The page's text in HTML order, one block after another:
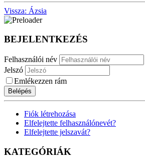
Vissza: Ázsia
BEJELENTKEZÉS
Felhasználói név
Jelszó
Emlékezzen rám
Belépés
Fiók létrehozása
Elfelejtette felhasználónevét?
Elfelejtette jelszavát?
KATEGÓRIÁK